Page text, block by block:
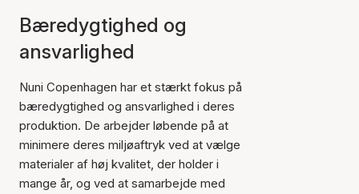
Bæredygtighed og
ansvarlighed
Nuni Copenhagen har et stærkt fokus på
bæredygtighed og ansvarlighed i deres
produktion. De arbejder løbende på at
minimere deres miljøaftryk ved at vælge
materialer af høj kvalitet, der holder i
mange år, og ved at samarbejde med